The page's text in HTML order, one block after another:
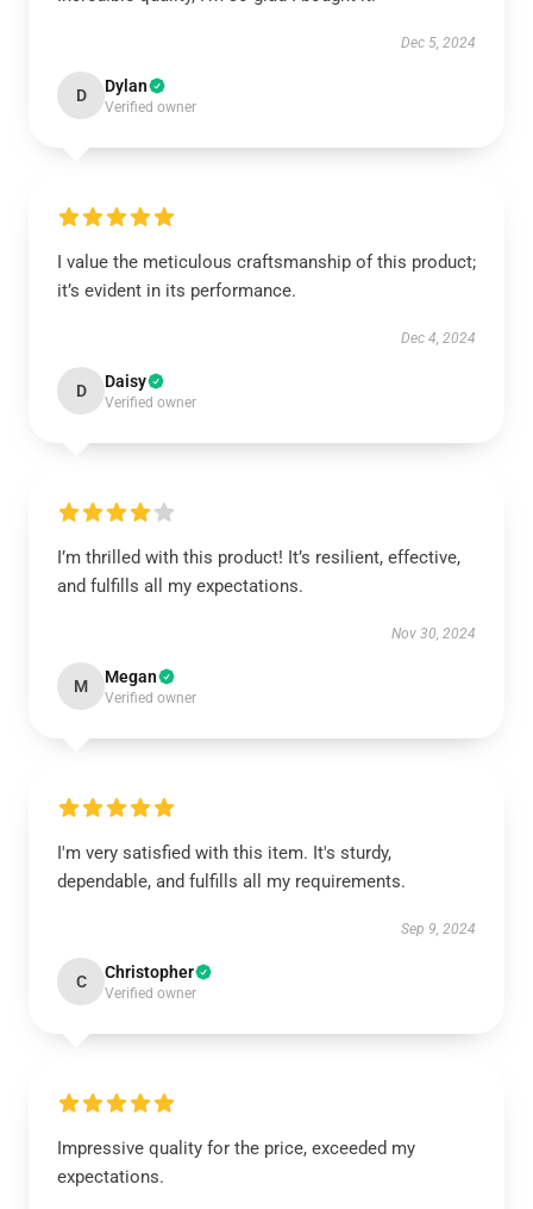
Dec 5, 2024
D Dylan
Verified owner
I value the meticulous craftsmanship of this product;
it’s evident in its performance.
Dec 4, 2024
D Daisy
Verified owner
I’m thrilled with this product! It’s resilient, effective,
and fulfills all my expectations.
Nov 30, 2024
M Megan
Verified owner
I'm very satisfied with this item. It's sturdy,
dependable, and fulfills all my requirements.
Sep 9, 2024
C Christopher
Verified owner
Impressive quality for the price, exceeded my
expectations.